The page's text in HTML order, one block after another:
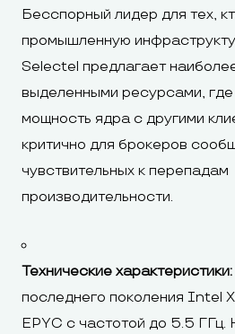
Бесспорный лидер для тех,
промышленную
Selectel предлагает
выделенными ресурсами,
мощность ядра с другими
критично для брокеров
чувствительных к перепадам
производительности.
Технические характеристики:
последнего поколения Intel
EPYC с частотой до 5.5 ГГц.